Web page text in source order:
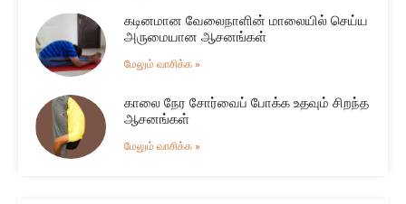
கடினமான வேலைநாளின் மாலையில் செய்ய
அருமையான ஆசனங்கள்
மேலும் வாசிக்க »
காலை நேர சோர்வைப் போக்க உதவும் சிறந்த
ஆசனங்கள்
மேலும் வாசிக்க »